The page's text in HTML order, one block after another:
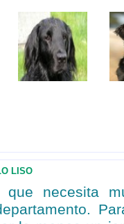
LISO
necesita